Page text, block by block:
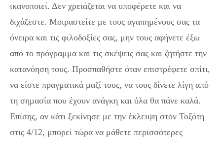
ικανοποιεί. Δεν χρειάζεται να υποφέρετε και να
διχάζεστε. Μοιραστείτε με τους αγαπημένους σας τα
όνειρα και τις φιλοδοξίες σας, μην τους αφήνετε έξω
από το πρόγραμμα και τις σκέψεις σας και ζητήστε την
κατανόηση τους. Προσπαθήστε όταν επιστρέφετε σπίτι,
να είστε πραγματικά μαζί τους, να τους δίνετε λίγη από
τη σημασία που έχουν ανάγκη και όλα θα πάνε καλά.
Επίσης, αν κάτι ξεκίνησε με την έκλειψη στον Τοξότη
στις 4/12, μπορεί τώρα να μάθετε περισσότερες